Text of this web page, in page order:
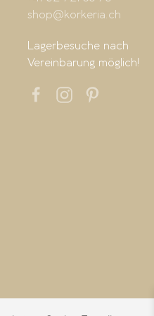
shop@korkeria.ch
Lagerbesuche nach
Vereinbarung möglich!